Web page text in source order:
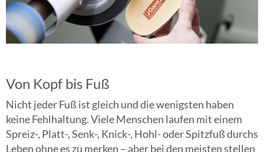
Von Kopf bis Fuß
Nicht jeder Fuß ist gleich und die wenigsten haben
keine Fehlhaltung. Viele Menschen laufen mit einem
Spreiz-, Platt-, Senk-, Knick-, Hohl- oder Spitzfuß durchs
Leben ohne es zu merken – aber bei den meisten stellen